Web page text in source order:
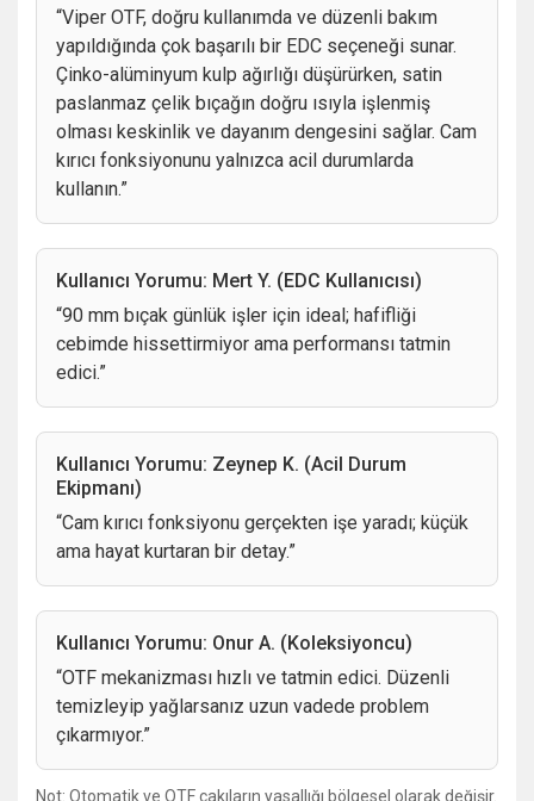
müdahale tehlikeli olabilir.
tasarlanmamıştır — bu tür işler bıçağa zarar
verebilir.
“Viper OTF, doğru kullanımda ve düzenli bakım
yapıldığında çok başarılı bir EDC seçeneği sunar.
Çinko-alüminyum kulp ağırlığı düşürürken, satin
paslanmaz çelik bıçağın doğru ısıyla işlenmiş
olması keskinlik ve dayanım dengesini sağlar. Cam
kırıcı fonksiyonunu yalnızca acil durumlarda
kullanın.”
Kullanıcı Yorumu: Mert Y. (EDC Kullanıcısı)
“90 mm bıçak günlük işler için ideal; hafifliği
cebimde hissettirmiyor ama performansı tatmin
edici.”
Kullanıcı Yorumu: Zeynep K. (Acil Durum
Ekipmanı)
“Cam kırıcı fonksiyonu gerçekten işe yaradı; küçük
ama hayat kurtaran bir detay.”
Kullanıcı Yorumu: Onur A. (Koleksiyoncu)
“OTF mekanizması hızlı ve tatmin edici. Düzenli
temizleyip yağlarsanız uzun vadede problem
çıkarmıyor.”
Not: Otomatik ve OTF çakıların yasallığı bölgesel olarak değişir.